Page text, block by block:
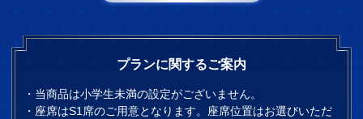
プランに関するご案内
当商品は小学生未満の設定がございません。
座席はS1席のご用意となります。座席位置はお選びいただ